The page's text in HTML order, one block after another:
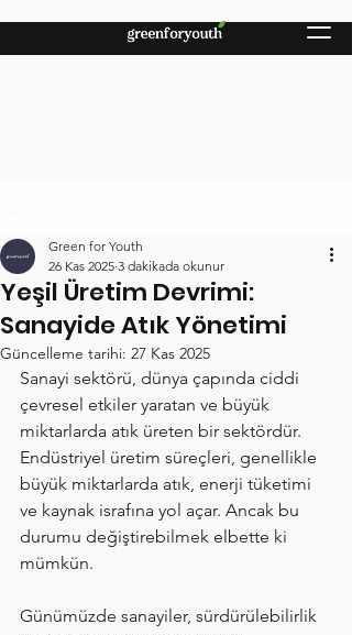
Yeşil Üretim Devrimi:
Sanayide Atık Yönetimi
Green for Youth
26 Kas 2025 3 dakikada okunur
Güncelleme tarihi: 27 Kas 2025
Sanayi sektörü, dünya çapında ciddi
çevresel etkiler yaratan ve büyük
miktarlarda atık üreten bir sektördür.
Endüstriyel üretim süreçleri, genellikle
büyük miktarlarda atık, enerji tüketimi
ve kaynak israfına yol açar. Ancak bu
durumu değiştirebilmek elbette ki
mümkün.
Günümüzde sanayiler, sürdürülebilirlik